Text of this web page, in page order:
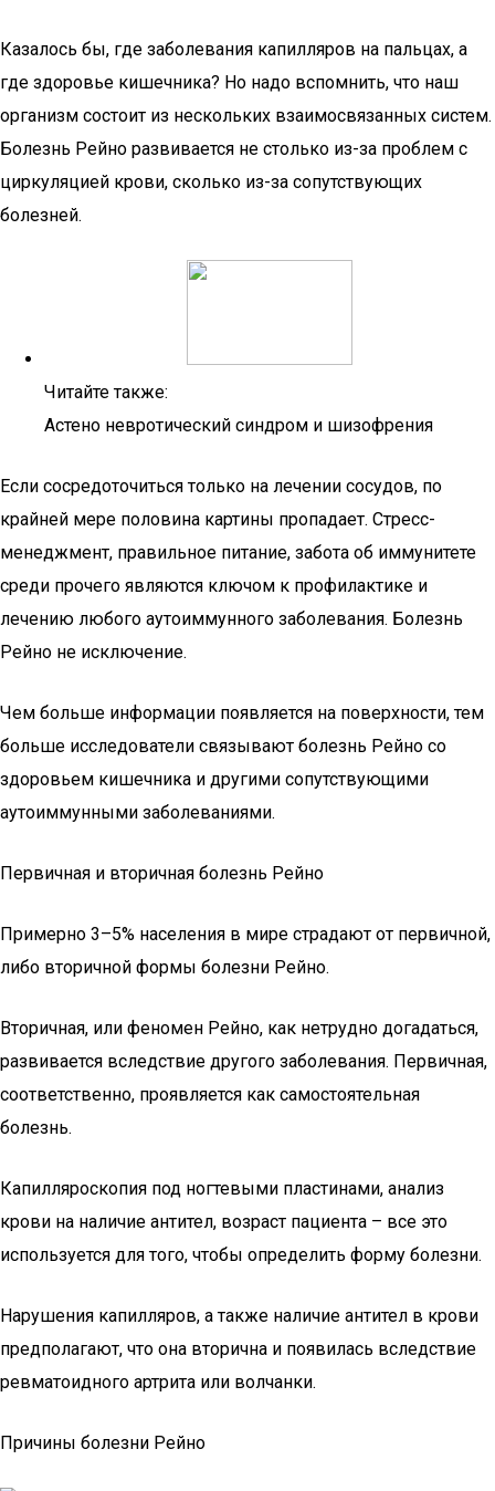
Казалось бы, где заболевания капилляров на пальцах, а
где здоровье кишечника? Но надо вспомнить, что наш
организм состоит из нескольких взаимосвязанных систем.
Болезнь Рейно развивается не столько из-за проблем с
циркуляцией крови, сколько из-за сопутствующих
болезней.
Читайте также:
Астено невротический синдром и шизофрения
Если сосредоточиться только на лечении сосудов, по
крайней мере половина картины пропадает. Стресс-
менеджмент, правильное питание, забота об иммунитете
среди прочего являются ключом к профилактике и
лечению любого аутоиммунного заболевания. Болезнь
Рейно не исключение.
Чем больше информации появляется на поверхности, тем
больше исследователи связывают болезнь Рейно со
здоровьем кишечника и другими сопутствующими
аутоиммунными заболеваниями.
Первичная и вторичная болезнь Рейно
Примерно 3–5% населения в мире страдают от первичной,
либо вторичной формы болезни Рейно.
Вторичная, или феномен Рейно, как нетрудно догадаться,
развивается вследствие другого заболевания. Первичная,
соответственно, проявляется как самостоятельная
болезнь.
Капилляроскопия под ногтевыми пластинами, анализ
крови на наличие антител, возраст пациента – все это
используется для того, чтобы определить форму болезни.
Нарушения капилляров, а также наличие антител в крови
предполагают, что она вторична и появилась вследствие
ревматоидного артрита или волчанки.
Причины болезни Рейно